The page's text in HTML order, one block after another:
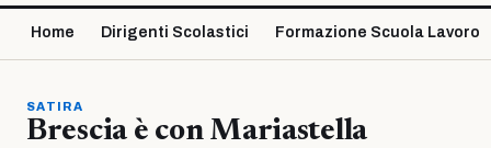
Home Dirigenti Scolastici Formazione Scuola Lavoro
SATIRA
Brescia è con Mariastella